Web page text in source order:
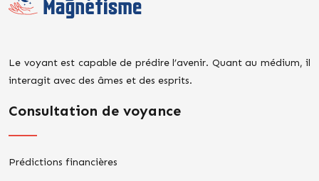
Le voyant est capable de prédire l’avenir. Quant au médium, il
interagit avec des âmes et des esprits.
Consultation de voyance
Prédictions financières